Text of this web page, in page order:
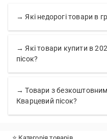
→ Які недорогі товари в
→ Які товари купити в
пісок?
→ Товари з
Кварцевий пісок?